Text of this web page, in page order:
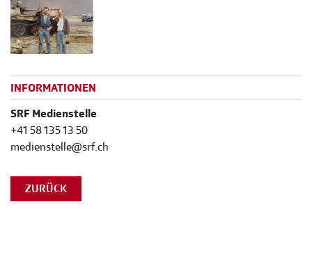
INFORMATIONEN
SRF Medienstelle
+41 58 135 13 50
medienstelle@srf.ch
ZURÜCK